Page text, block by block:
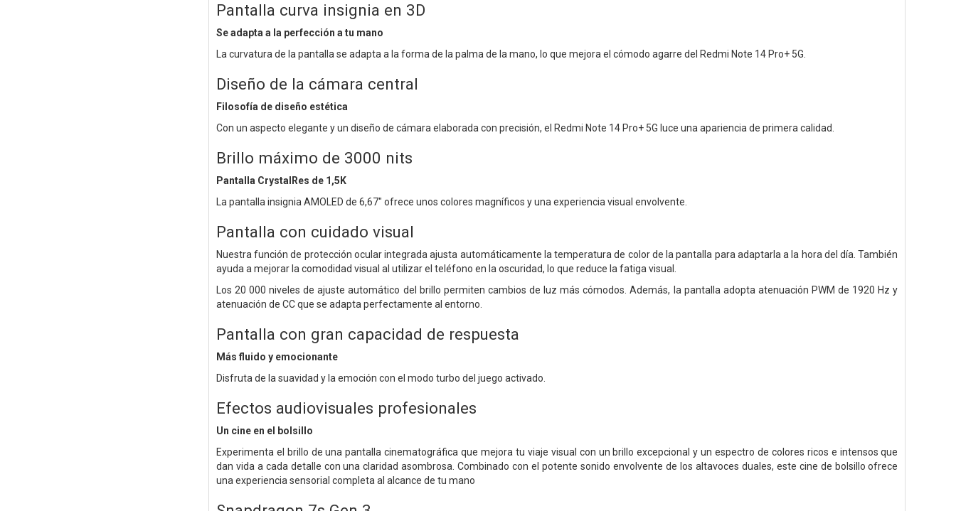
Pantalla curva insignia en 3D
Se adapta a la perfección a tu mano
La curvatura de la pantalla se adapta a la forma de la palma de la mano, lo que mejora el cómodo agarre del Redmi Note 14 Pro+ 5G.
Diseño de la cámara central
Filosofía de diseño estética
Con un aspecto elegante y un diseño de cámara elaborada con precisión, el Redmi Note 14 Pro+ 5G luce una apariencia de primera calidad.
Brillo máximo de 3000 nits
Pantalla CrystalRes de 1,5K
La pantalla insignia AMOLED de 6,67" ofrece unos colores magníficos y una experiencia visual envolvente.
Pantalla con cuidado visual
Nuestra función de protección ocular integrada ajusta automáticamente la temperatura de color de la pantalla para adaptarla a la hora del día. También
ayuda a mejorar la comodidad visual al utilizar el teléfono en la oscuridad, lo que reduce la fatiga visual.
Los 20 000 niveles de ajuste automático del brillo permiten cambios de luz más cómodos. Además, la pantalla adopta atenuación PWM de 1920 Hz y
atenuación de CC que se adapta perfectamente al entorno.
Pantalla con gran capacidad de respuesta
Más fluido y emocionante
Disfruta de la suavidad y la emoción con el modo turbo del juego activado.
Efectos audiovisuales profesionales
Un cine en el bolsillo
Experimenta el brillo de una pantalla cinematográfica que mejora tu viaje visual con un brillo excepcional y un espectro de colores ricos e intensos que
dan vida a cada detalle con una claridad asombrosa. Combinado con el potente sonido envolvente de los altavoces duales, este cine de bolsillo ofrece
una experiencia sensorial completa al alcance de tu mano